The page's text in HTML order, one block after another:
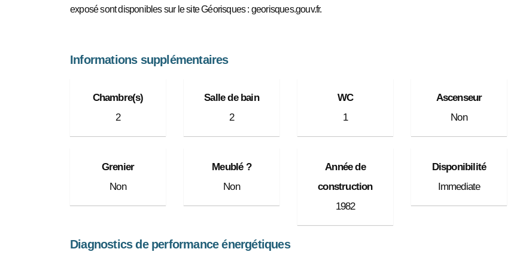
exposé sont disponibles sur le site Géorisques : georisques.gouv.fr.
Informations supplémentaires
Chambre(s)
2
Salle de bain
2
WC
1
Ascenseur
Non
Grenier
Non
Meublé ?
Non
Année de
construction
1982
Disponibilité
Immediate
Diagnostics de performance énergétiques